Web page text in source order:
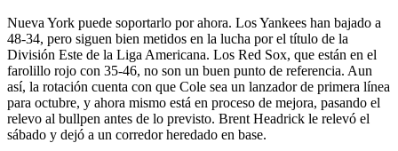
Nueva York puede soportarlo por ahora. Los Yankees han bajado a
48-34, pero siguen bien metidos en la lucha por el título de la
División Este de la Liga Americana. Los Red Sox, que están en el
farolillo rojo con 35-46, no son un buen punto de referencia. Aun
así, la rotación cuenta con que Cole sea un lanzador de primera línea
para octubre, y ahora mismo está en proceso de mejora, pasando el
relevo al bullpen antes de lo previsto. Brent Headrick le relevó el
sábado y dejó a un corredor heredado en base.